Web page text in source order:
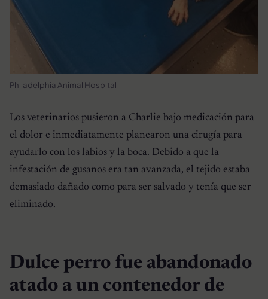
Philadelphia Animal Hospital
Los veterinarios pusieron a Charlie bajo medicación para
el dolor e inmediatamente planearon una cirugía para
ayudarlo con los labios y la boca. Debido a que la
infestación de gusanos era tan avanzada, el tejido estaba
demasiado dañado como para ser salvado y tenía que ser
eliminado.
Dulce perro fue abandonado
atado a un contenedor de